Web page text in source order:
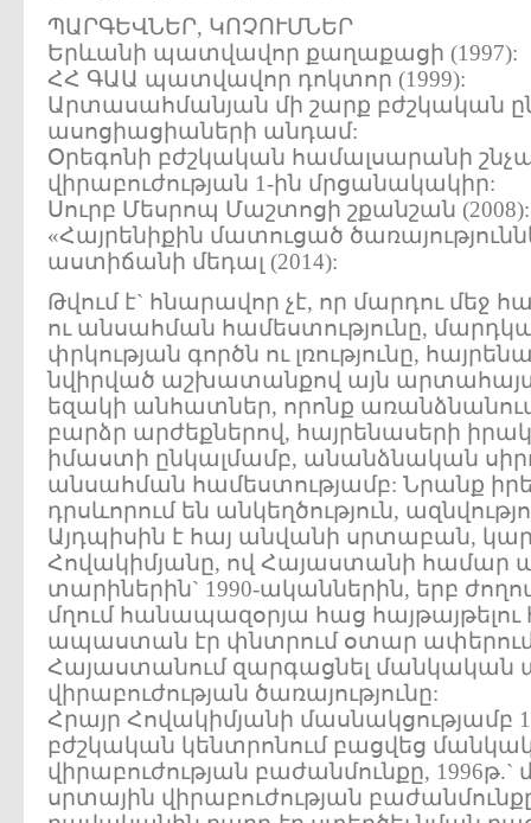
ՊԱՐԳԵՎՆԵՐ, ԿՈՉՈՒՄՆԵՐ
Երևանի պատվավոր քաղաքացի (1997):
ՀՀ ԳԱԱ պատվավոր դոկտոր (1999):
Արտասահմանյան մի շարք բժշկական
ասոցիացիաների անդամ:
Օրեգոնի բժշկական համալսարանի
վիրաբուժության 1-ին մրցանակակիր:
Սուրբ Մեսրոպ Մաշտոցի շքանշան (2008):
«Հայրենիքին մատուցած
աստիճանի մեդալ (2014):
Թվում է` հնարավոր չէ, որ մարդու մեջ
ու անսահման համեստությունը,
փրկության գործն ու լռությունը,
նվիրված աշխատանքով այն
եզակի անհատներ, որոնք
բարձր արժեքներով, հայրենասերի
իմաստի ընկալմամբ, անանձնական
անսահման համեստությամբ: Նրանք
դրսևորում են անկեղծություն,
Այդպիսին է հայ անվանի սրտաբան,
Հովակիմյանը, ով Հայաստանի համար
տարիներին` 1990-ականներին, երբ
մղում հանապազօրյա հաց հայթայթելու
ապաստան էր փնտրում օտար
Հայաստանում զարգացնել մանկական
վիրաբուժության ծառայությունը:
Հրայր Հովակիմյանի մասնակցությամբ
բժշկական կենտրոնում բացվեց
վիրաբուժության բաժանմունքը,
սրտային վիրաբուժության